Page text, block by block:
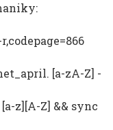
[a-zA-Z] -
z][A-Z] && sync